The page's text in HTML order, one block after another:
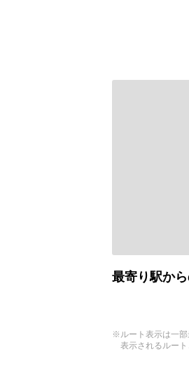
最寄り駅か
※ルート表示は一部
表示されるルー